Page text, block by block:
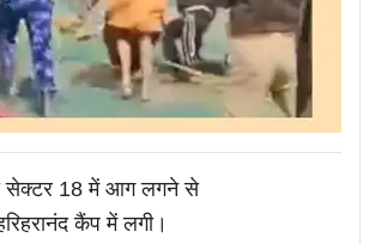
सेक्टर 18 में आग लगने से
कैंप में लगी।